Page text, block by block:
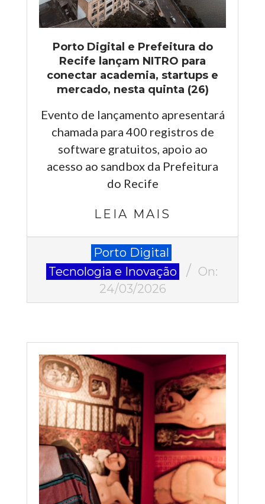
Porto Digital e Prefeitura do
Recife lançam NITRO para
conectar academia, startups e
mercado, nesta quinta (26)
Evento de lançamento apresentará
chamada para 400 registros de
software gratuitos, apoio ao
acesso ao sandbox da Prefeitura
do Recife
LEIA MAIS
Porto Digital
Tecnologia e Inovação
On:
24/03/2026